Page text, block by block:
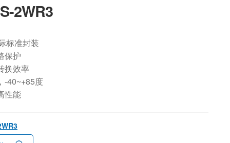
2WR3
标准封装
保护
换效率
-40~+85度
性能